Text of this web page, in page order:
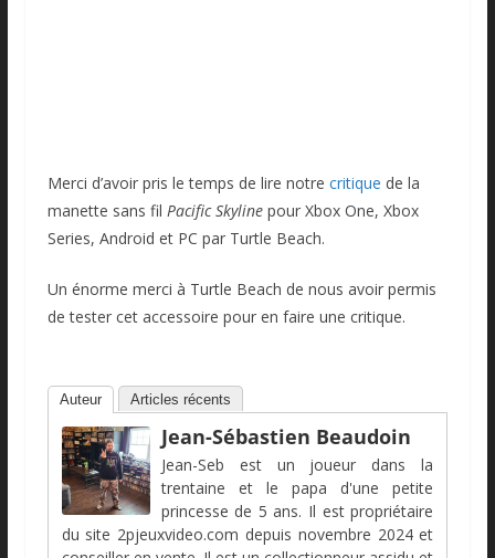
Merci d’avoir pris le temps de lire notre critique de la
manette sans fil Pacific Skylinepour Xbox One, Xbox
Series, Android et PC par Turtle Beach.
Un énorme merci à Turtle Beach de nous avoir permis
de tester cet accessoire pour en faire une critique.
Auteur Articles récents
Jean-Sébastien Beaudoin
Jean-Seb est un joueur dans la
trentaine et le papa d'une petite
princesse de 5 ans. Il est propriétaire
du site 2pjeuxvideo.com depuis novembre 2024 et